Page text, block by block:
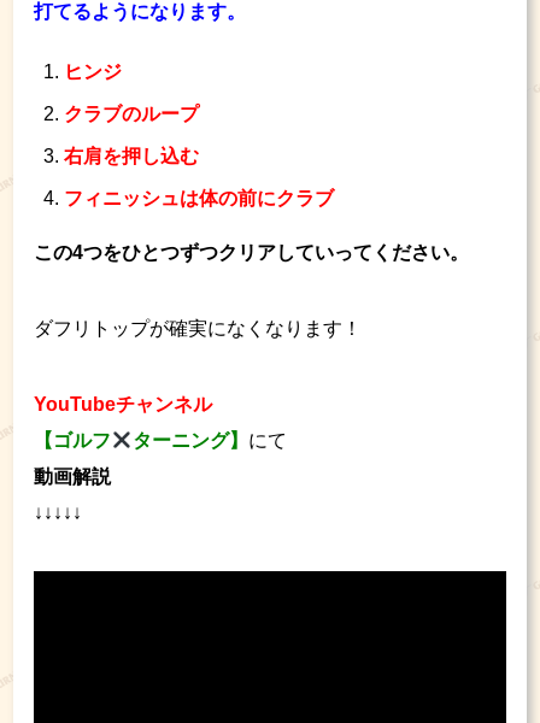
打てるようになります。
ヒンジ
クラブのループ
右肩を押し込む
フィニッシュは体の前にクラブ
この4つをひとつずつクリアしていってください。
ダフリトップが確実になくなります！
YouTubeチャンネル
【ゴルフ
ターニング】 にて
動画解説
↓↓↓↓↓